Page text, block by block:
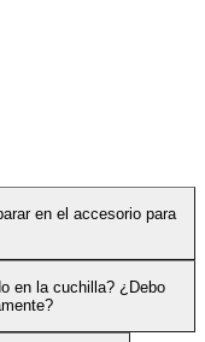
en el accesorio para
en la cuchilla? ¿Debo